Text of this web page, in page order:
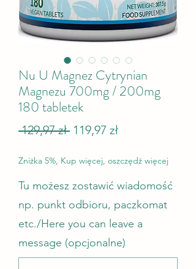
Nu U Magnez Cytrynian
Magnezu 700mg / 200mg
180 tabletek
129,97 zł Regularna cena
119,97 złCena Rabatowa
Zniżka 5%, Kup więcej, oszczędź więcej
Tu możesz zostawić wiadomość
np. punkt odbioru, paczkomat
etc./Here you can leave a
message (opcjonalne)